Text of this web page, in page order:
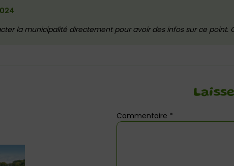
la municipalité directement pour avoir des infos sur ce point.
Commentaire *